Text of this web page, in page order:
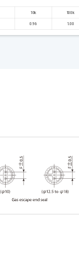
10k 100k
0.96 1.00